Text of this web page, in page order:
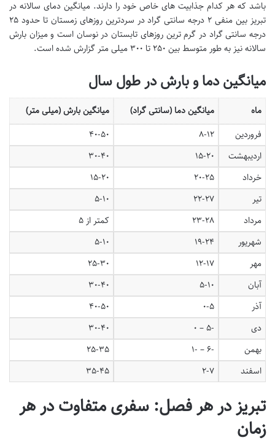
باشد که هر کدام جذابیت های خاص خود را دارند. میانگین دمای سالانه در
تبریز بین منفی ۲ درجه سانتی گراد در سردترین روزهای زمستان تا حدود ۲۵
درجه سانتی گراد در گرم ترین روزهای تابستان در نوسان است و میزان بارش
سالانه نیز به طور متوسط بین ۲۵۰ تا ۳۰۰ میلی متر گزارش شده است.
میانگین دما و بارش در طول سال
ماه میانگین دما (سانتی گراد)
میانگین بارش (میلی متر)
فروردین
۸-۱۲
۴۰-۵۰
اردیبهشت
۱۵-۲۰
۳۰-۴۰
خرداد
۲۰-۲۵
۱۵-۲۰
تیر
۲۲-۲۷
۵-۱۰
مرداد
۲۳-۲۸
کمتر از ۵
شهریور
۱۹-۲۴
۵-۱۰
مهر
۱۲-۱۷
۲۵-۳۰
آبان
۵-۱۰
۳۰-۴۰
آذر
۰-۵
۴۰-۵۰
دی
-۵ – ۰
۳۰-۴۰
بهمن
-۶ – -۱
۲۵-۳۵
اسفند
۲-۷ ۳۵-۴۵
تبریز در هر فصل: سفری متفاوت در هر
زمان